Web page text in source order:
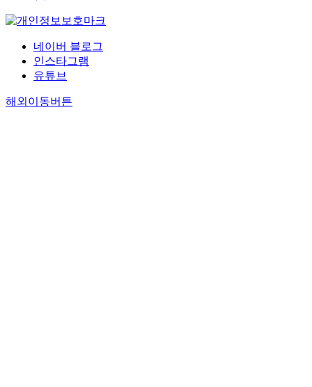
네이버 블로그
인스타그램
유튜브
해외이동버튼